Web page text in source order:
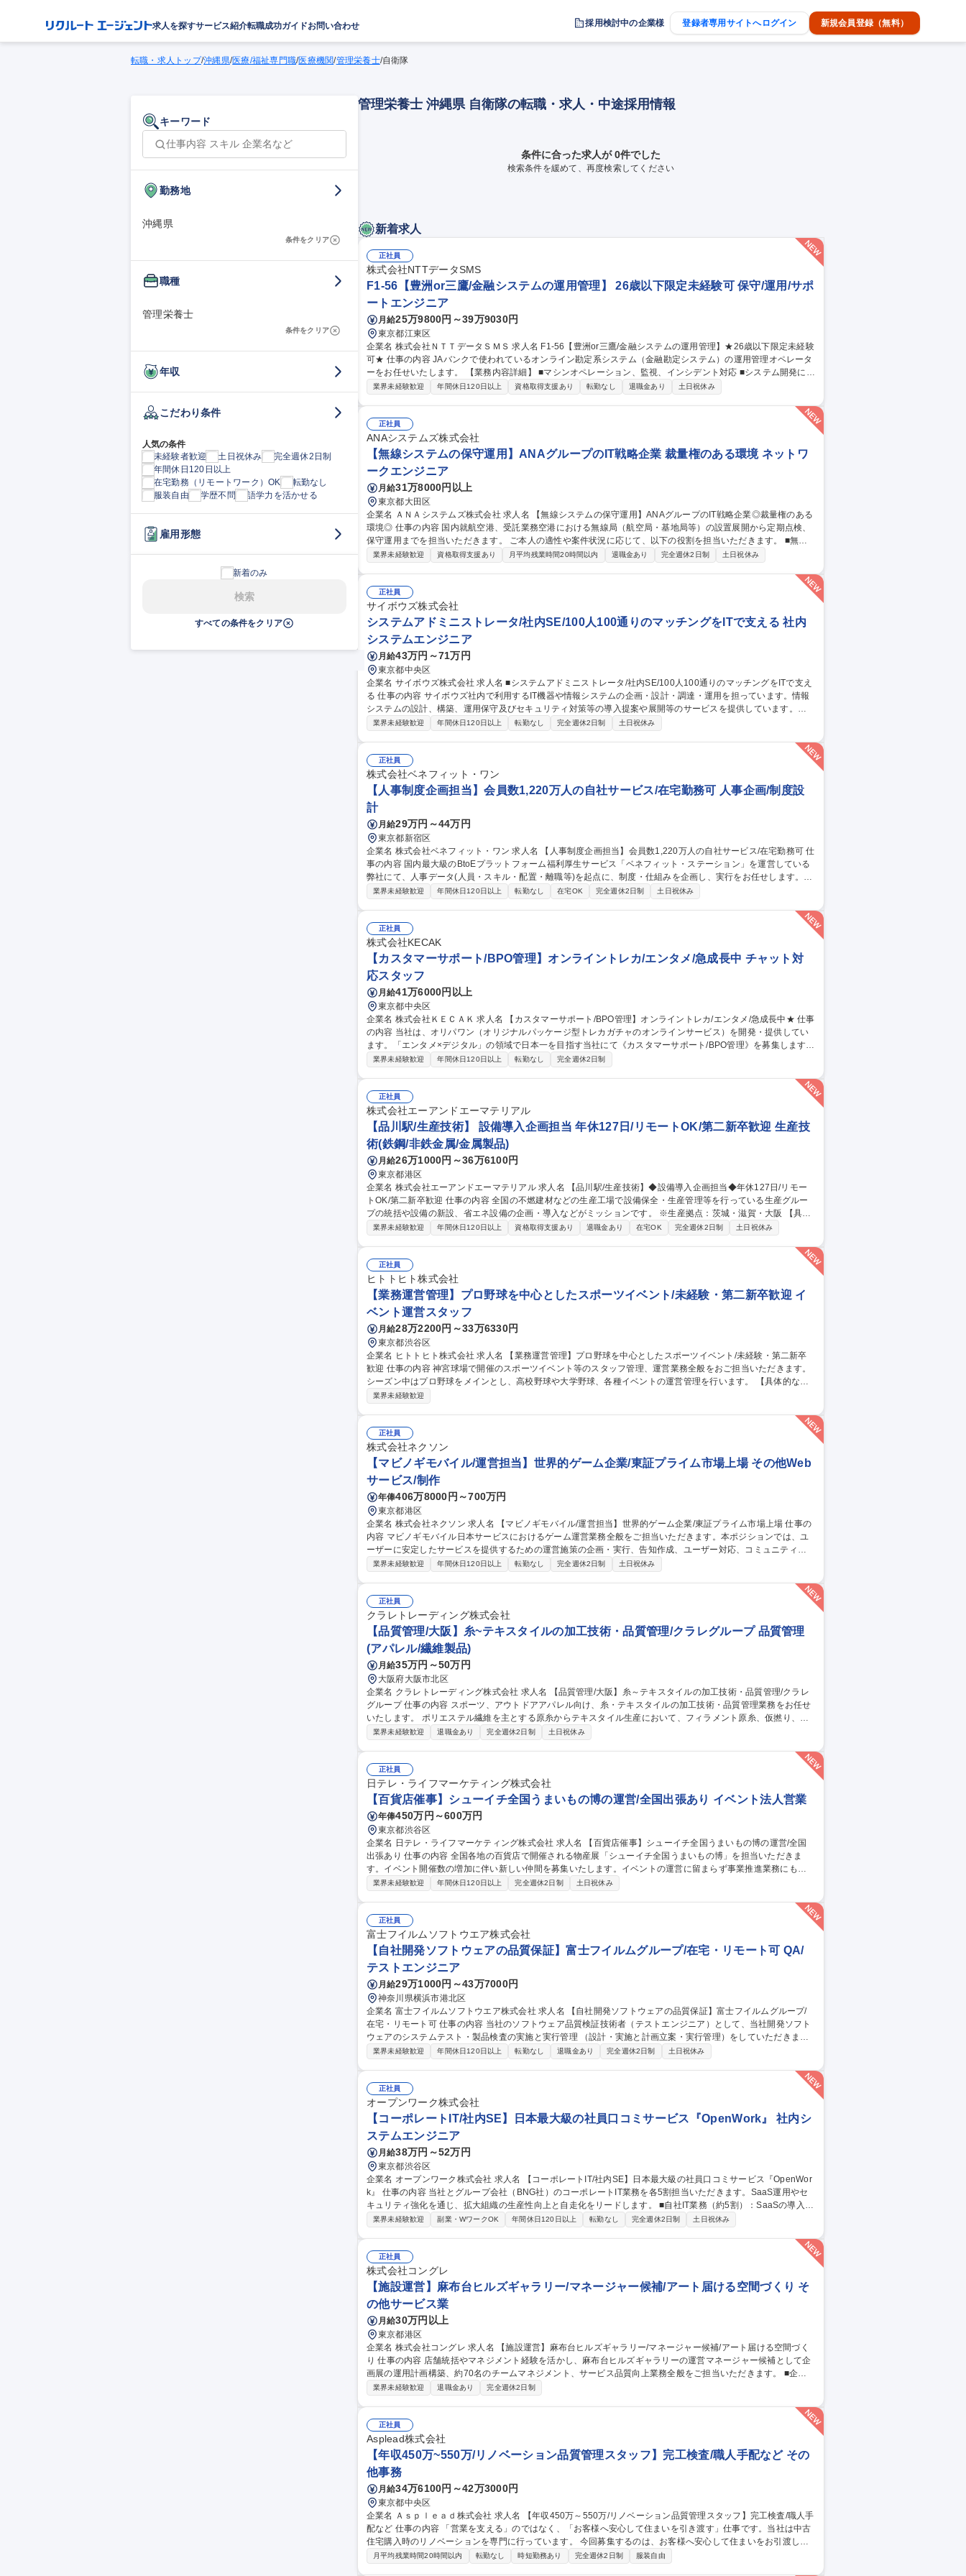
求人を探すサービス紹介転職成功ガイドお問い合わせ 採用検討中の企業様 登録者専用サイトへログイン 新規会員登録（無料）
転職・求人トップ/沖縄県/医療/福祉専門職/医療機関/管理栄養士/自衛隊
キーワード
勤務地
沖縄県
条件をクリア
職種
管理栄養士
条件をクリア
年収
こだわり条件
人気の条件
未経験者歓迎
土日祝休み
完全週休2日制
年間休日120日以上
在宅勤務（リモートワーク）OK
転勤なし
服装自由
学歴不問 語学力を活かせる
雇用形態
新着のみ
検索
すべての条件をクリア
管理栄養士 沖縄県 自衛隊の転職・求人・中途採用情報
条件に合った求人が 0件でした
検索条件を緩めて、再度検索してください
新着求人
正社員
株式会社NTTデータSMS
F1-56【豊洲or三鷹/金融システムの運用管理】 26歳以下限定未経験可 保守/運用/サポ
ートエンジニア
月給25万9800円～39万9030円
東京都江東区
企業名 株式会社ＮＴＴデータＳＭＳ 求人名 F1-56【豊洲or三鷹/金融システムの運用管理】★26歳以下限定未経験
可★ 仕事の内容 JAバンクで使われているオンライン勘定系システム（金融勘定システム）の運用管理オペレータ
ーをお任せいたします。 【業務内容詳細】 ■マシンオペレーション、監視、インシデント対応 ■システム開発に伴
う運用受け入れ推進 ■改善活動、各種報告書作成 【業務の魅力】 ITILに基づいた大規模金融システムの運用業務
業界未経験歓迎 年間休日120日以上 資格取得支援あり 転勤なし 退職金あり 土日祝休み
正社員
ANAシステムズ株式会社
【無線システムの保守運用】ANAグループのIT戦略企業 裁量権のある環境 ネットワ
ークエンジニア
月給31万8000円以上
東京都大田区
企業名 ＡＮＡシステムズ株式会社 求人名 【無線システムの保守運用】ANAグループのIT戦略企業◎裁量権のある
環境◎ 仕事の内容 国内就航空港、受託業務空港における無線局（航空局・基地局等）の設置展開から定期点検、
保守運用までを担当いただきます。 ご本人の適性や案件状況に応じて、以下の役割を担当いただきます。 ■無線
設備展開業務に関する計画の立案、調整、営業取引全般 ■無線設備の設置・移設・撤去作業、登録点検業務・運用
折衝業務 ※建物に改変を加える業務はございません。 ※5～10日/月、国内各地への出張が発生いたします。（北
業界未経験歓迎 資格取得支援あり 月平均残業時間20時間以内 退職金あり 完全週休2日制 土日祝休み
正社員
サイボウズ株式会社
システムアドミニストレータ/社内SE/100人100通りのマッチングをITで支える 社内
システムエンジニア
月給43万円～71万円
東京都中央区
企業名 サイボウズ株式会社 求人名 ■システムアドミニストレータ/社内SE/100人100通りのマッチングをITで支え
る 仕事の内容 サイボウズ社内で利用するIT機器や情報システムの企画・設計・調達・運用を担っています。情報
システムの設計、構築、運用保守及びセキュリティ対策等の導入提案や展開等のサービスを提供しています。
【業務内容】■サイボウズの働き方を支えるITシステムの設計/構築/運用保守■社内用IaaS/SaaS/Idpの設計/構築/運
※当社の企業理念を実現するための社内環境づくり、つまり「チームワークあふれる“会社”を創る」ために「いつ
でも、どこでも、誰とでも、最高の仕事ができるITを提供する」をミッションとしています 募集職種 ■システムア
ドミニストレータ/社内SE/100人100通りのマッチングをITで支える
業界未経験歓迎 年間休日120日以上 転勤なし 完全週休2日制 土日祝休み
正社員
株式会社ベネフィット・ワン
【人事制度企画担当】会員数1,220万人の自社サービス/在宅勤務可 人事企画/制度設
計
月給29万円～44万円
東京都新宿区
企業名 株式会社ベネフィット・ワン 求人名 【人事制度企画担当】会員数1,220万人の自社サービス/在宅勤務可 仕
事の内容 国内最大級のBtoEプラットフォーム福利厚生サービス「ベネフィット・ステーション」を運営している
弊社にて、人事データ(人員・スキル・配置・離職等)を起点に、制度・仕組みを企画し、実行をお任せします。
【詳細】■人事制度(等級・評価・報酬等)の企画・改定・運用■要員計画・人員管理の高度化、モニタリング■人事
事発令・データ管理■人事システム運用改善■雇用契約管理■労務相談・リスク対応※ご経験が少ない場合は育成し
ていきますのでご安心ください※経験に応じ給与や勤怠、福利厚生制度の運用実務もお任せ。 募集職種 【人事制
度企画担当】会員数1,220万人の自社サービス/在宅勤務可
業界未経験歓迎 年間休日120日以上 転勤なし 在宅OK 完全週休2日制 土日祝休み
正社員
株式会社KECAK
【カスタマーサポート/BPO管理】オンライントレカ/エンタメ/急成長中 チャット対
応スタッフ
月給41万6000円以上
東京都中央区
企業名 株式会社ＫＥＣＡＫ 求人名 【カスタマーサポート/BPO管理】オンライントレカ/エンタメ/急成長中★ 仕事
の内容 当社は、オリパワン（オリジナルパッケージ型トレカガチャのオンラインサービス）を開発・提供してい
ます。「エンタメ×デジタル」の領域で日本一を目指す当社にて《カスタマーサポート/BPO管理》を募集します！
社内CSチームの一員としてBPO（外部委託先）の管理・育成をご担当。品質管理や教育、社内連携を通じサービ
新 ■対応品質モニタリング・SLA/KPI管理 ■トレーニング実施・フィードバック 【仕事の魅力】急成長組織でCS
の仕組み化に挑戦でき、ユーザーの熱量を直に感じながら体験価値向上に貢献できます。 募集職種 【カスタマー
サポート/BPO管理】オンライントレカ/エンタメ/急成長中★
業界未経験歓迎 年間休日120日以上 転勤なし 完全週休2日制
正社員
株式会社エーアンドエーマテリアル
【品川駅/生産技術】 設備導入企画担当 年休127日/リモートOK/第二新卒歓迎 生産技
術(鉄鋼/非鉄金属/金属製品)
月給26万1000円～36万6100円
東京都港区
企業名 株式会社エーアンドエーマテリアル 求人名 【品川駅/生産技術】◆設備導入企画担当◆年休127日/リモー
トOK/第二新卒歓迎 仕事の内容 全国の不燃建材などの生産工場で設備保全・生産管理等を行っている生産グルー
プの統括や設備の新設、省エネ設備の企画・導入などがミッションです。 ※生産拠点：茨城・滋賀・大阪 【具体
的には】工事や設備リニューアルの審査・稟議対応／新しい省エネ・省人設備などの検討・紹介・導入／新設備
◆設備導入企画担当◆年休127日/リモートOK/第二新卒歓迎
業界未経験歓迎 年間休日120日以上 資格取得支援あり 退職金あり 在宅OK 完全週休2日制 土日祝休み
正社員
ヒトトヒト株式会社
【業務運営管理】プロ野球を中心としたスポーツイベント/未経験・第二新卒歓迎 イ
ベント運営スタッフ
月給28万2200円～33万6330円
東京都渋谷区
企業名 ヒトトヒト株式会社 求人名 【業務運営管理】プロ野球を中心としたスポーツイベント/未経験・第二新卒
歓迎 仕事の内容 神宮球場で開催のスポーツイベント等のスタッフ管理、運営業務全般をおご担当いただきます。
シーズン中はプロ野球をメインとし、高校野球や大学野球、各種イベントの運営管理を行います。 【具体的な業
務】 ・各担当エリアのマネジメント（スタッフ・整備・物販・イベント） ・アルバイトの手配、現場での指示だ
験の方も安心です！ 募集職種 【業務運営管理】プロ野球を中心としたスポーツイベント/未経験・第二新卒歓迎
業界未経験歓迎
正社員
株式会社ネクソン
【マビノギモバイル/運営担当】世界的ゲーム企業/東証プライム市場上場 その他Web
サービス/制作
年俸406万8000円～700万円
東京都港区
企業名 株式会社ネクソン 求人名 【マビノギモバイル/運営担当】世界的ゲーム企業/東証プライム市場上場 仕事の
内容 マビノギモバイル日本サービスにおけるゲーム運営業務全般をご担当いただきます。本ポジションでは、ユ
ーザーに安定したサービスを提供するための運営施策の企画・実行、告知作成、ユーザー対応、コミュニティ運
営 など、Liveサービス運営に関わる幅広い業務をご担当いただきます。 また、ゲーム内イベントと連動したSNS
場
業界未経験歓迎 年間休日120日以上 転勤なし 完全週休2日制 土日祝休み
正社員
クラレトレーディング株式会社
【品質管理/大阪】糸~テキスタイルの加工技術・品質管理/クラレグループ 品質管理
(アパレル/繊維製品)
月給35万円～50万円
大阪府大阪市北区
企業名 クラレトレーディング株式会社 求人名 【品質管理/大阪】糸～テキスタイルの加工技術・品質管理/クラレ
グループ 仕事の内容 スポーツ、アウトドアアパレル向け、糸・テキスタイルの加工技術・品質管理業務をお任せ
いたします。 ポリエステル繊維を主とする原糸からテキスタイル生産において、フィラメント原糸、仮撚り、紡
績、織、編、染などの協力外注工場と連携し、加工技術対応や品質管理に従事。 ■出張：主に国内 3回前後/月。海
業界未経験歓迎 退職金あり 完全週休2日制 土日祝休み
正社員
日テレ・ライフマーケティング株式会社
【百貨店催事】シューイチ全国うまいもの博の運営/全国出張あり イベント法人営業
年俸450万円～600万円
東京都渋谷区
企業名 日テレ・ライフマーケティング株式会社 求人名 【百貨店催事】シューイチ全国うまいもの博の運営/全国
出張あり 仕事の内容 全国各地の百貨店で開催される物産展「シューイチ全国うまいもの博」を担当いただきま
す。イベント開催数の増加に伴い新しい仲間を募集いたします。イベントの運営に留まらず事業推進業務にも携
わっていただきます ■「シューイチ全国うまいもの博」の運営 ※メイン業務 1.イベントへの出店社誘致および管
シューイチ全国うまいもの博の運営/全国出張あり
業界未経験歓迎 年間休日120日以上 完全週休2日制 土日祝休み
正社員
富士フイルムソフトウエア株式会社
【自社開発ソフトウェアの品質保証】富士フイルムグループ/在宅・リモート可 QA/
テストエンジニア
月給29万1000円～43万7000円
神奈川県横浜市港北区
企業名 富士フイルムソフトウエア株式会社 求人名 【自社開発ソフトウェアの品質保証】富士フイルムグループ/
在宅・リモート可 仕事の内容 当社のソフトウェア品質検証技術者（テストエンジニア）として、当社開発ソフト
ウェアのシステムテスト・製品検査の実施と実行管理 （設計・実施と計画立案・実行管理）をしていただきま
す。 【業務詳細】品質・効率（ex. テスト自動化）の向上や、今後のCloud/AI/IoT/DevOps時代のテスト・品質保
【自社開発ソフトウェアの品質保証】富士フイルムグループ/在宅・リモート可
業界未経験歓迎 年間休日120日以上 転勤なし 退職金あり 完全週休2日制 土日祝休み
正社員
オープンワーク株式会社
【コーポレートIT/社内SE】日本最大級の社員口コミサービス『OpenWork』 社内シ
ステムエンジニア
月給38万円～52万円
東京都渋谷区
企業名 オープンワーク株式会社 求人名 【コーポレートIT/社内SE】日本最大級の社員口コミサービス『OpenWor
k』 仕事の内容 当社とグループ会社（BNG社）のコーポレートIT業務を各5割担当いただきます。SaaS運用やセ
キュリティ強化を通じ、拡大組織の生産性向上と自走化をリードします。 ■自社IT業務（約5割）：SaaSの導入・
運用改善、OA機器管理、ISMS運用等のセキュリティ強化、社内ヘルプデスク。 ■BNG社IT支援（約5割・週2～3
構築・規程整備。 ★出向ではなく親会社のサポートを受けつつ、自身の裁量でIT環境を設計・自走化へ導く新設
業界未経験歓迎 副業・WワークOK 年間休日120日以上 転勤なし 完全週休2日制 土日祝休み
正社員
株式会社コングレ
【施設運営】麻布台ヒルズギャラリー/マネージャー候補/アート届ける空間づくり そ
の他サービス業
月給30万円以上
東京都港区
企業名 株式会社コングレ 求人名 【施設運営】麻布台ヒルズギャラリー/マネージャー候補/アート届ける空間づく
り 仕事の内容 店舗統括やマネジメント経験を活かし、麻布台ヒルズギャラリーの運営マネージャー候補として企
画展の運用計画構築、約70名のチームマネジメント、サービス品質向上業務全般をご担当いただきます。 ■企画
展運営：クライアント・協力会社との折衝、運営計画・オペレーション構築、予算管理 ■チームマネジメント：約
運営】麻布台ヒルズギャラリー/マネージャー候補/アート届ける空間づくり
業界未経験歓迎 退職金あり 完全週休2日制
正社員
Asplead株式会社
【年収450万~550万/リノベーション品質管理スタッフ】完工検査/職人手配など その
他事務
月給34万6100円～42万3000円
東京都中央区
企業名 Ａｓｐｌｅａｄ株式会社 求人名 【年収450万～550万/リノベーション品質管理スタッフ】完工検査/職人手
配など 仕事の内容 「営業を支える」のではなく、「お客様へ安心して住まいを引き渡す」仕事です。当社は中古
住宅購入時のリノベーションを専門に行っています。 今回募集するのは、お客様へ安心して住まいをお引渡しす
るために 欠かせない品質管理・現場サポートスタッフです。工事がスムーズに進むよう現場を支え、施工品質を
月平均残業時間20時間以内 転勤なし 時短勤務あり 完全週休2日制 服装自由